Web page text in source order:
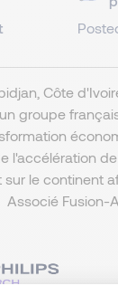
Côte
groupe
l'accélération
le continent
Fusion-